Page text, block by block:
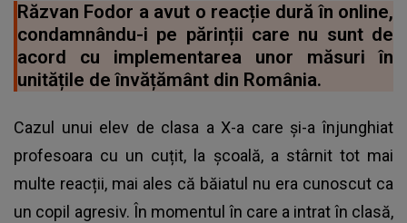
Răzvan Fodor a avut o reacție dură în online,
condamnându-i pe părinții care nu sunt de
acord cu implementarea unor măsuri în
unitățile de învățământ din România.
Cazul unui elev de clasa a X-a care și-a înjunghiat
profesoara cu un cuțit, la școală, a stârnit tot mai
multe reacții, mai ales că băiatul nu era cunoscut ca
un copil agresiv. În momentul în care a intrat în clasă,